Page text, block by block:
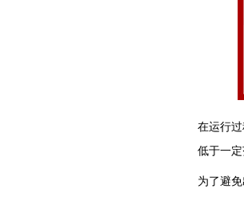
在运行
低于一
为了避